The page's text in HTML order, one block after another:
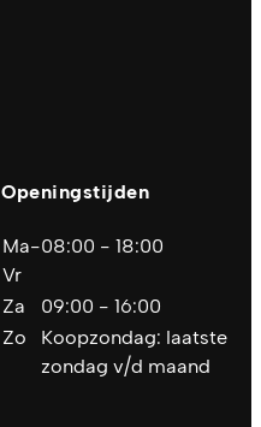
Openingstijden
Ma-
Vr
08:00 - 18:00
Za
09:00 - 16:00
Zo
Koopzondag: laatste
zondag v/d maand